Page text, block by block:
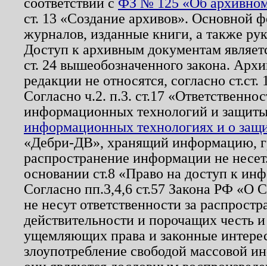
ст. 13 «Создание архивов». Основной
журналов, изданные книги, а также
Доступ к архивным документам
ст. 24 вышеобозначенного закона.
редакции не относятся, согласно
Согласно ч.2. п.3. ст.17
информационных технологий и
информационных технологиях и о
«Дебри-ДВ», хранящий информацию,
распространение информации не
основании ст.8 «Право на доступ к
Согласно пп.3,4,6 ст.57 Закона РФ «О
не несут ответственности за
действительности и порочащих честь
ущемляющих права и законные
злоупотребление свободой массовой